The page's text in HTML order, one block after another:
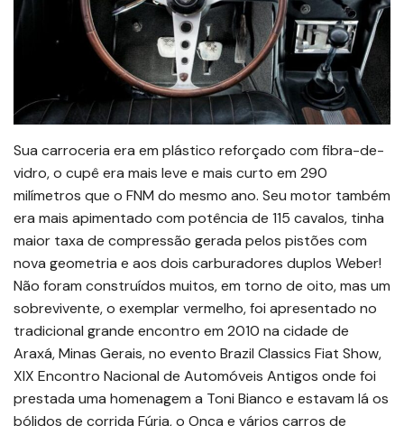
Sua carroceria era em plástico reforçado com fibra-de-
vidro, o cupê era mais leve e mais curto em 290
milímetros que o FNM do mesmo ano. Seu motor também
era mais apimentado com potência de 115 cavalos, tinha
maior taxa de compressão gerada pelos pistões com
nova geometria e aos dois carburadores duplos Weber!
Não foram construídos muitos, em torno de oito, mas um
sobrevivente, o exemplar vermelho, foi apresentado no
tradicional grande encontro em 2010 na cidade de
Araxá, Minas Gerais, no evento Brazil Classics Fiat Show,
XIX Encontro Nacional de Automóveis Antigos onde foi
prestada uma homenagem a Toni Bianco e estavam lá os
bólidos de corrida Fúria, o Onça e vários carros de